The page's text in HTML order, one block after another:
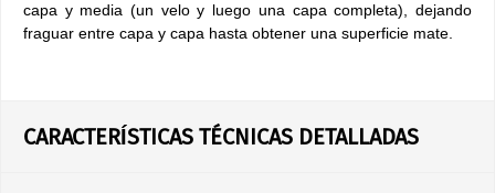
capa y media (un velo y luego una capa completa), dejando
fraguar entre capa y capa hasta obtener una superficie mate.
CARACTERÍSTICAS TÉCNICAS DETALLADAS